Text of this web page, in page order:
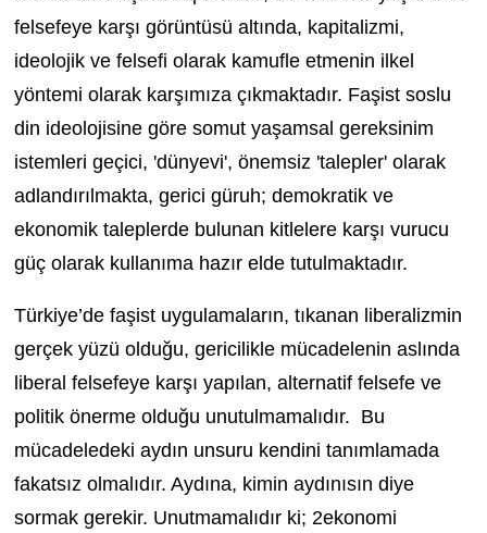
felsefeye karşı görüntüsü altında, kapitalizmi,
ideolojik ve felsefi olarak kamufle etmenin ilkel
yöntemi olarak karşımıza çıkmaktadır. Faşist soslu
din ideolojisine göre somut yaşamsal gereksinim
istemleri geçici, 'dünyevi', önemsiz 'talepler' olarak
adlandırılmakta, gerici güruh; demokratik ve
ekonomik taleplerde bulunan kitlelere karşı vurucu
güç olarak kullanıma hazır elde tutulmaktadır.
Türkiye’de faşist uygulamaların, tıkanan liberalizmin
gerçek yüzü olduğu, gericilikle mücadelenin aslında
liberal felsefeye karşı yapılan, alternatif felsefe ve
politik önerme olduğu unutulmamalıdır. Bu
mücadeledeki aydın unsuru kendini tanımlamada
fakatsız olmalıdır. Aydına, kimin aydınısın diye
sormak gerekir. Unutmamalıdır ki; 2ekonomi